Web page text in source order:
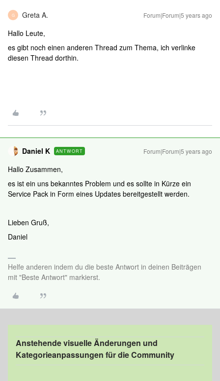
G Greta A. Forum|Forum|5 years ago
Hallo Leute,
es gibt noch einen anderen Thread zum Thema, ich verlinke
diesen Thread dorthin.
Daniel K ANTWORT Forum|Forum|5 years ago
Hallo Zusammen,
es ist ein uns bekanntes Problem und es sollte in Kürze ein
Service Pack in Form eines Updates bereitgestellt werden.
Lieben Gruß,
Daniel
Helfe anderen indem du die beste Antwort in deinen Beiträgen
mit "Beste Antwort" markierst.
Anstehende visuelle Änderungen und
Kategorieanpassungen für die Community